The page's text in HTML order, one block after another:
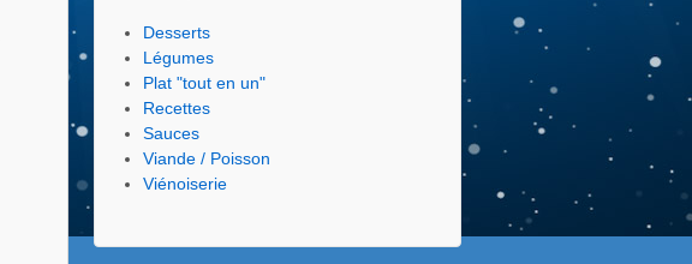
Desserts
Légumes
Plat "tout en un"
Recettes
Sauces
Viande / Poisson
Viénoiserie